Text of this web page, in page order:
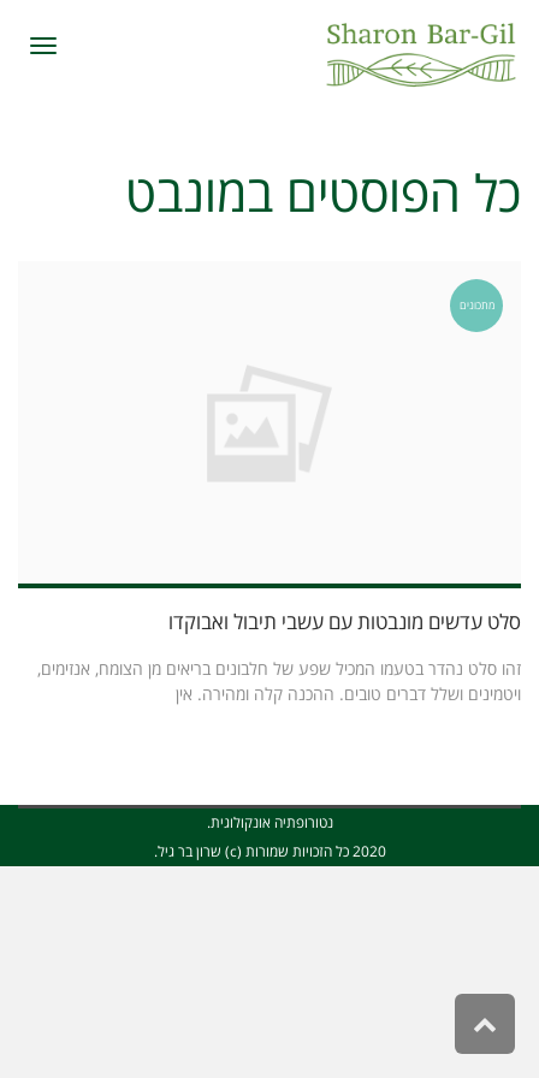
כל הפוסטים במונבט
מתכונים
סלט עדשים מונבטות עם עשבי תיבול ואבוקדו
זהו סלט נהדר בטעמו המכיל שפע של חלבונים בריאים מן הצומח, אנזימים,
ויטמינים ושלל דברים טובים. ההכנה קלה ומהירה. אין
נטורופתיה אונקולוגית.
2020 כל הזכויות שמורות (c) שרון בר גיל.
לראש